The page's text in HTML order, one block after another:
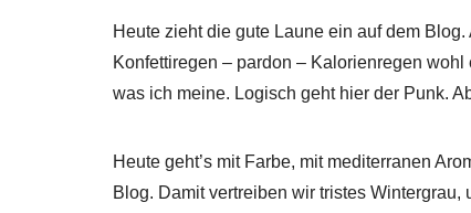
Heute zieht die gute Laune ein auf dem
Konfettiregen – pardon – Kalorienregen
was ich meine. Logisch geht hier der Punk.
Heute geht’s mit Farbe, mit mediterranen
Blog. Damit vertreiben wir tristes